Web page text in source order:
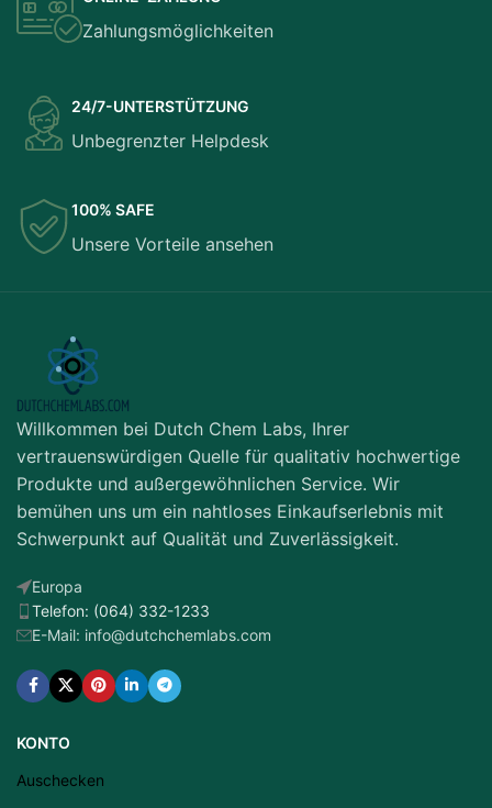
Zahlungsmöglichkeiten
24/7-UNTERSTÜTZUNG
Unbegrenzter Helpdesk
100% SAFE
Unsere Vorteile ansehen
Willkommen bei Dutch Chem Labs, Ihrer
vertrauenswürdigen Quelle für qualitativ hochwertige
Produkte und außergewöhnlichen Service. Wir
bemühen uns um ein nahtloses Einkaufserlebnis mit
Schwerpunkt auf Qualität und Zuverlässigkeit.
Europa
Telefon: (064) 332-1233
E-Mail: info@dutchchemlabs.com
KONTO
Auschecken